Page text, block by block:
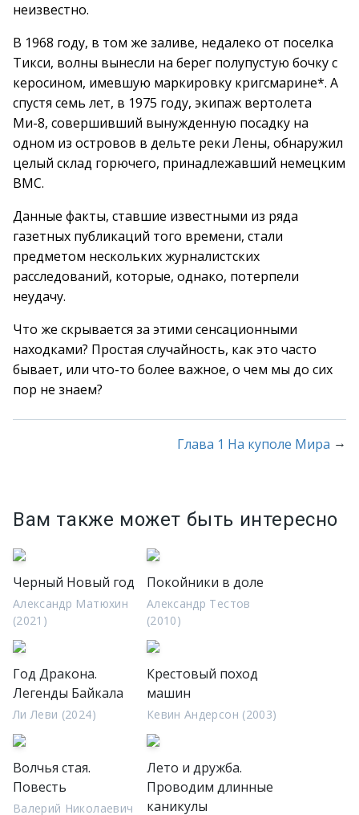
неизвестно.
В 1968 году, в том же заливе, недалеко от поселка
Тикси, волны вынесли на берег полупустую бочку с
керосином, имевшую маркировку кригсмарине*. А
спустя семь лет, в 1975 году, экипаж вертолета
Ми-8, совершивший вынужденную посадку на
одном из островов в дельте реки Лены, обнаружил
целый склад горючего, принадлежавший немецким
ВМС.
Данные факты, ставшие известными из ряда
газетных публикаций того времени, стали
предметом нескольких журналистских
расследований, которые, однако, потерпели
неудачу.
Что же скрывается за этими сенсационными
находками? Простая случайность, как это часто
бывает, или что-то более важное, о чем мы до сих
пор не знаем?
Глава 1 На куполе Мира →
Вам также может быть интересно
Черный Новый год
Александр Матюхин
(2021)
Покойники в доле
Александр Тестов
(2010)
Год Дракона.
Легенды Байкала
Ли Леви (2024)
Крестовый поход
машин
Кевин Андерсон (2003)
Волчья стая.
Повесть
Валерий Николаевич
Лето и дружба.
Проводим длинные
каникулы